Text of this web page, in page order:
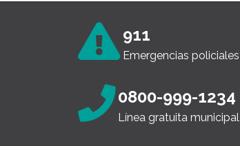
911
Emergencias policiales
0800-999-1234
Línea gratuita municipal